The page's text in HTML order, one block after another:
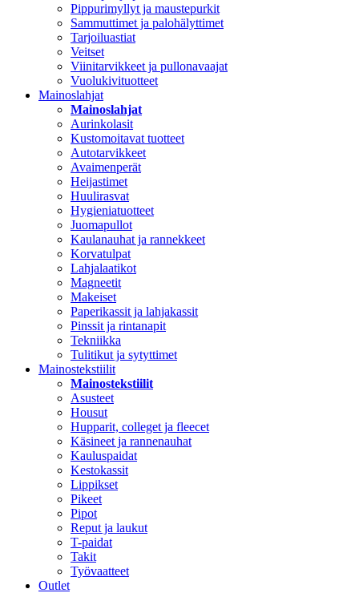
Pippurimyllyt ja maustepurkit
Sammuttimet ja palohälyttimet
Tarjoiluastiat
Veitset
Viinitarvikkeet ja pullonavaajat
Vuolukivituotteet
Mainoslahjat
Mainoslahjat
Aurinkolasit
Kustomoitavat tuotteet
Autotarvikkeet
Avaimenperät
Heijastimet
Huulirasvat
Hygieniatuotteet
Juomapullot
Kaulanauhat ja rannekkeet
Korvatulpat
Lahjalaatikot
Magneetit
Makeiset
Paperikassit ja lahjakassit
Pinssit ja rintanapit
Tekniikka
Tulitikut ja sytyttimet
Mainostekstiilit
Mainostekstiilit
Asusteet
Housut
Hupparit, colleget ja fleecet
Käsineet ja rannenauhat
Kauluspaidat
Kestokassit
Lippikset
Pikeet
Pipot
Reput ja laukut
T-paidat
Takit
Työvaatteet
Outlet